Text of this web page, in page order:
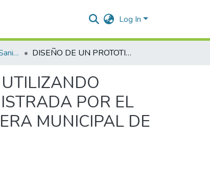
Log In
Ingeniería Ambiental y Sanitaria. DISEÑO DE UN PROTOTIPO DE INTERCAMBIO IÓNICO UTILIZANDO ZEOLITA PARA EL ABLANDAMIENTO DE AGUA SUMINISTRADA POR EL POZO Nº2 AL SISTEMA DE ACUEDUCTO DE LA CABECERA MUNICIPAL DE BOSCONIA – CESAR
POR EL
MUNICIPAL DE